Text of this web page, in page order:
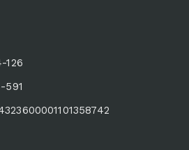
126
591